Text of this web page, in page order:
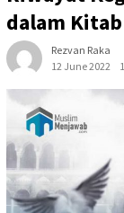
dalam
Rezvan Raka
12 June 2022